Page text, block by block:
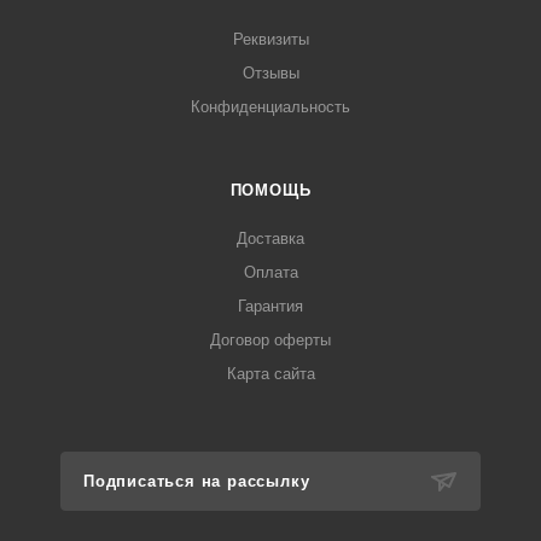
Реквизиты
Отзывы
Конфиденциальность
ПОМОЩЬ
Доставка
Оплата
Гарантия
Договор оферты
Карта сайта
Подписаться на рассылку